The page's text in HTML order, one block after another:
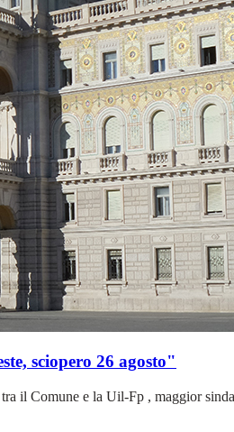
sciopero 26 agosto"
il Comune e la Uil-Fp , maggior